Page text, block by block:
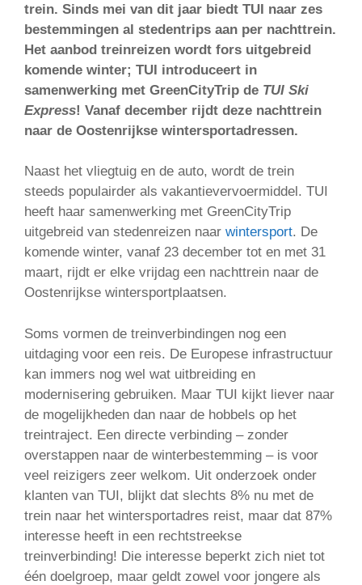
trein. Sinds mei van dit jaar biedt TUI naar zes
bestemmingen al stedentrips aan per nachttrein.
Het aanbod treinreizen wordt fors uitgebreid
komende winter; TUI introduceert in
samenwerking met GreenCityTrip de TUI Ski
Express! Vanaf december rijdt deze nachttrein
naar de Oostenrijkse wintersportadressen.
Naast het vliegtuig en de auto, wordt de trein
steeds populairder als vakantievervoermiddel. TUI
heeft haar samenwerking met GreenCityTrip
uitgebreid van stedenreizen naar wintersport. De
komende winter, vanaf 23 december tot en met 31
maart, rijdt er elke vrijdag een nachttrein naar de
Oostenrijkse wintersportplaatsen.
Soms vormen de treinverbindingen nog een
uitdaging voor een reis. De Europese infrastructuur
kan immers nog wel wat uitbreiding en
modernisering gebruiken. Maar TUI kijkt liever naar
de mogelijkheden dan naar de hobbels op het
treintraject. Een directe verbinding – zonder
overstappen naar de winterbestemming – is voor
veel reizigers zeer welkom. Uit onderzoek onder
klanten van TUI, blijkt dat slechts 8% nu met de
trein naar het wintersportadres reist, maar dat 87%
interesse heeft in een rechtstreekse
treinverbinding! Die interesse beperkt zich niet tot
één doelgroep, maar geldt zowel voor jongere als